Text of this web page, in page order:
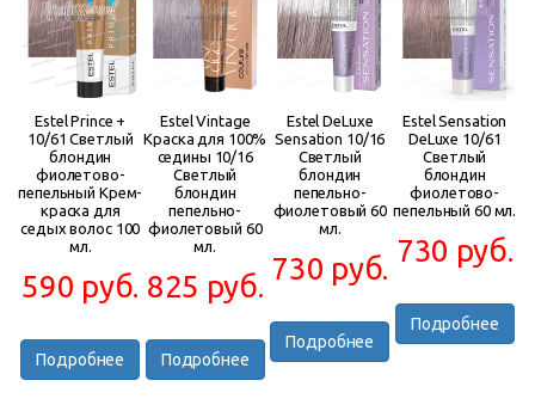
Estel Prince +
10/61 Светлый
блондин
фиолетово-
пепельный Крем-
краска для
седых волос 100
мл.
590 руб.
Подробнее
Estel Vintage
Краска для 100%
седины 10/16
Светлый
блондин
пепельно-
фиолетовый 60
мл.
825 руб.
Подробнее
Estel DeLuxe
Sensation 10/16
Cветлый
блондин
пепельно-
фиолетовый 60
мл.
730 руб.
Подробнее
Estel Sensation
DeLuxe 10/61
Светлый
блондин
фиолетово-
пепельный 60 мл.
730 руб.
Подробнее